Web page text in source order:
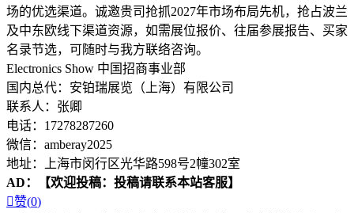
场的优选渠道。诚邀贵司抢抓2027年市场布局先机，抢占波兰
及中东欧线下渠道资源，如需展位报价、往届参展报告、买家
名录节选，可随时与我方联络咨询。
Electronics Show 中国招商事业部
国内总代：安铂瑞展览（上海）有限公司
联系人：张卿
电话：17278287260
微信：amberay2025
地址：上海市闵行区光华路598号2幢302室
AD：
【欢迎投稿：投稿请联系本站客服】
赞(0)